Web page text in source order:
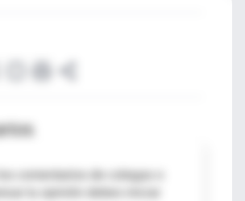
comentarios de colegas o